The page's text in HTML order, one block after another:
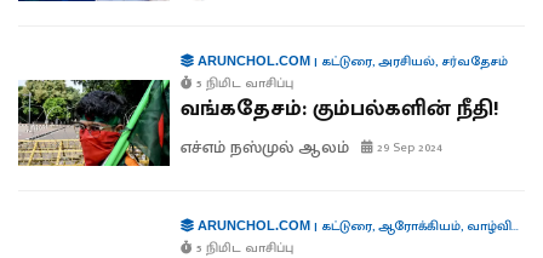
ARUNCHOL.COM| கட்டுரை,அரசியல், சர்வதேசம்
5 நிமிட வாசிப்பு
வங்கதேசம்: கும்பல்களின் நீதி!
எச்எம் நஸ்முல் ஆலம் 29 Sep 2024
ARUNCHOL.COM| கட்டுரை,ஆரோக்கியம், வாழ்வியல்
5 நிமிட வாசிப்பு